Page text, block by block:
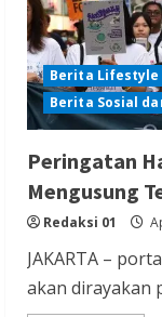
Berita Lifestyle
Berita Sosial
Peringatan
Mengusung
Redaksi 01
JAKARTA –
akan dirayakan